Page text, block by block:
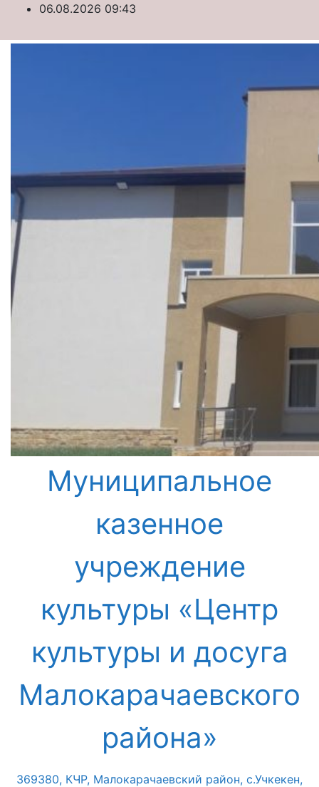
Перейти
содержимому
06.08.2026 09:43
Муниципальное
казенное
учреждение
культуры «Центр
культуры и досуга
Малокарачаевского
района»
369380, КЧР, Малокарачаевский район, с.Учкекен,